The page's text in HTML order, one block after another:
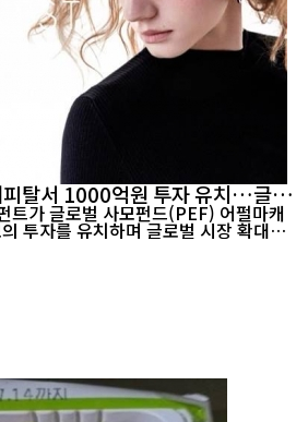
탈서 1000억원 투자 유치…글로
트가 글로벌 사모펀드(PEF) 어펄마캐
투자를 유치하며 글로벌 시장 확대에
다고 밝혔다. 어펄마캐피탈은 우선 75
인수하고, 6개월 내 250억원의 추가
율을 최대 25.8%까지 확...